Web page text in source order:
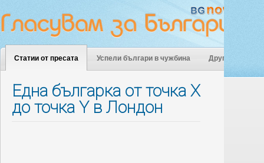
Статии от пресата Успели българи в чужбина Други
Една българка от точка Х
до точка Y в Лондон